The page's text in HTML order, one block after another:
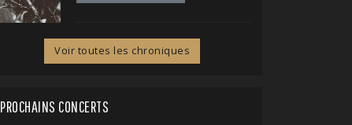
Voir toutes les chroniques
PROCHAINS CONCERTS